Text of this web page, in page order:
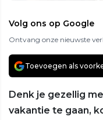
Volg ons op Google
Ontvang onze nieuwste
Toevoegen als
Denk je gezellig
vakantie te gaan,